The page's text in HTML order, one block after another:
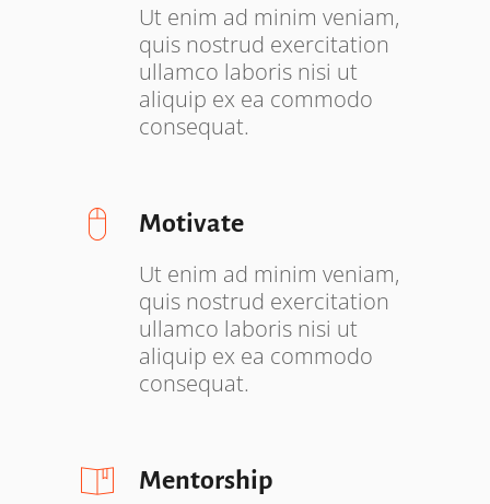
Ut enim ad minim veniam,
quis nostrud exercitation
ullamco laboris nisi ut
aliquip ex ea commodo
consequat.
Motivate
Ut enim ad minim veniam,
quis nostrud exercitation
ullamco laboris nisi ut
aliquip ex ea commodo
consequat.
Mentorship